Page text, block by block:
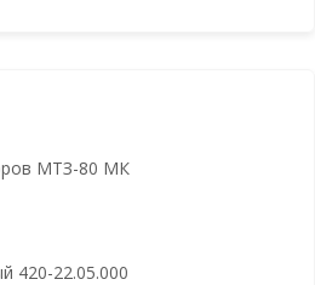
МТЗ-80 МК
420-22.05.000